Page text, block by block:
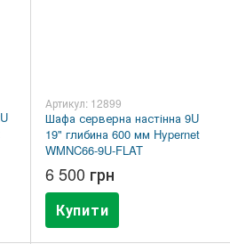
Артикул: 12899
Шафа серверна настінна 9U
19" глибина 600 мм Hypernet
WMNC66-9U-FLAT
6 500 грн
Купити